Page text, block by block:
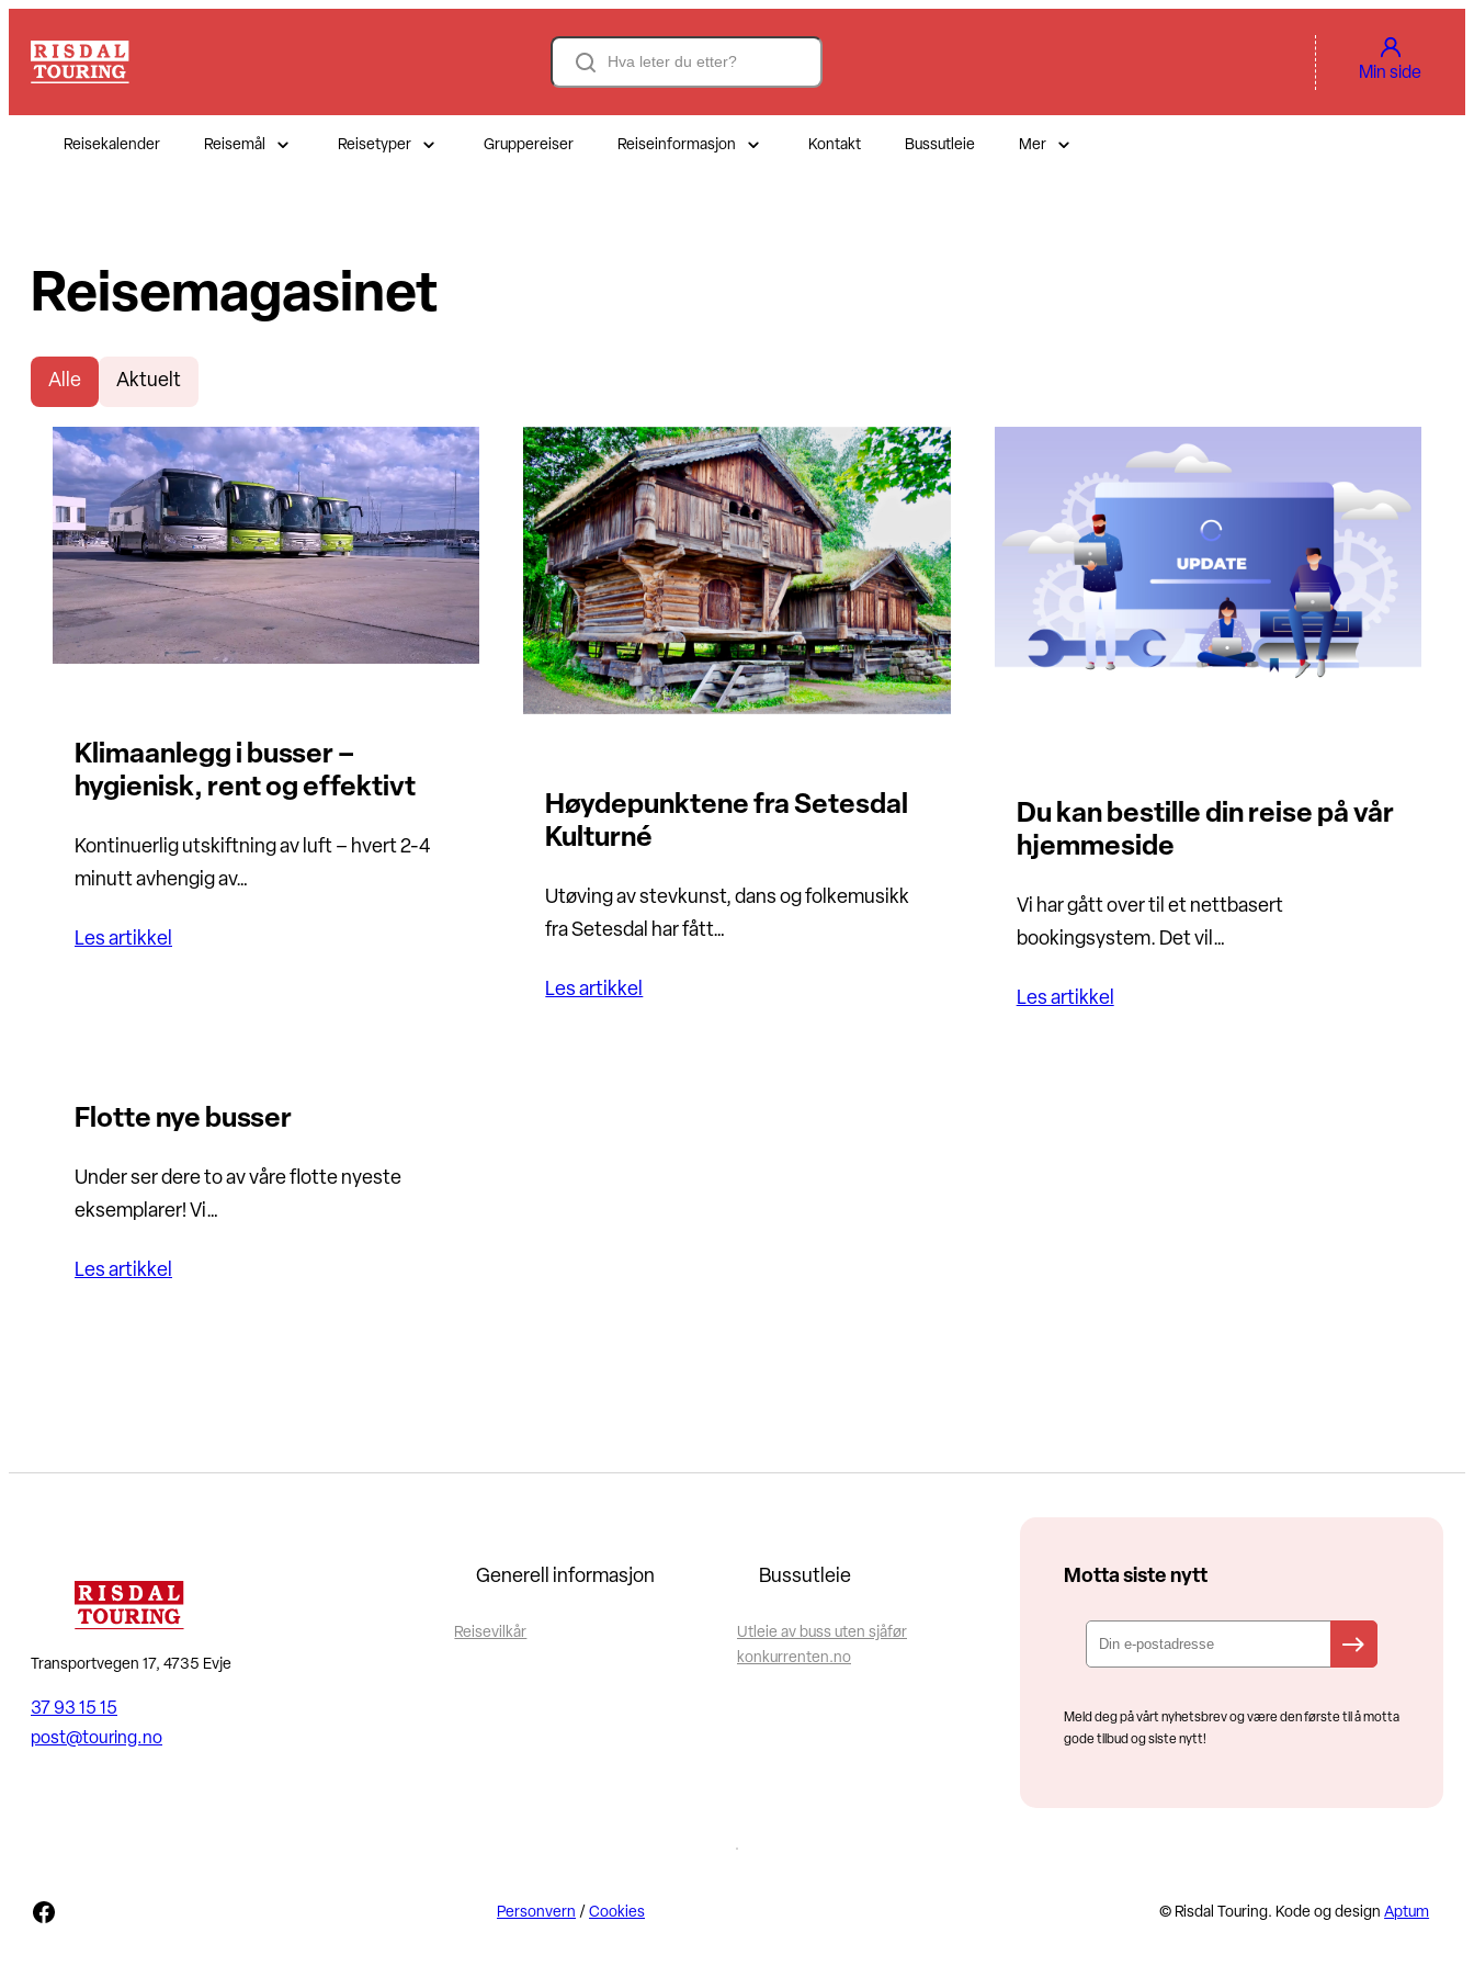
Search
Min side
Reisekalender Reisemål Reisetyper Gruppereiser Reiseinformasjon Kontakt Bussutleie Mer
Reisemagasinet
Alle Aktuelt
Klimaanlegg i busser –
hygienisk, rent og effektivt
Kontinuerlig utskiftning av luft – hvert 2-4
minutt avhengig av…
Les artikkel
Høydepunktene fra Setesdal
Kulturné
Utøving av stevkunst, dans og folkemusikk
fra Setesdal har fått…
Les artikkel
Du kan bestille din reise på vår
hjemmeside
Vi har gått over til et nettbasert
bookingsystem. Det vil…
Les artikkel
Flotte nye busser
Under ser dere to av våre flotte nyeste
eksemplarer! Vi…
Les artikkel
Transportvegen 17, 4735 Evje
37 93 15 15
post@touring.no
Generell informasjon
Reisevilkår
Bussutleie
Utleie av buss uten sjåfør
konkurrenten.no
Motta siste nytt
Meld deg på vårt nyhetsbrev og være den første til å motta
gode tilbud og siste nytt!
Facebook Personvern /Cookies © Risdal Touring. Kode og designAptum